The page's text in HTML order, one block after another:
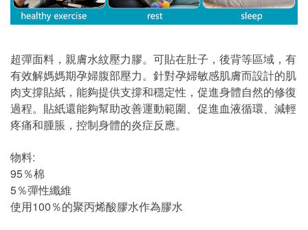
超彈面料，親膚水紋壓力膠。可貼在肚子，後背等區域，有
有效解媽媽期孕婦腹部壓力。針對孕婦敏感肌膚而設計的肌
肉支撐貼紙，能夠提供支撐和穩定性，促進身體自然的修復
過程。貼紙還能夠幫助改善運動範圍、促進血液循環、減輕
疼痛和腫脹，控制身體的炎症反應。
物料:
95％棉
5％彈性纖維
使用100％的聚丙烯酸膠水作為膠水